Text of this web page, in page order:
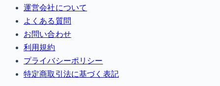
運営会社について
よくある質問
お問い合わせ
利用規約
プライバシーポリシー
特定商取引法に基づく表記